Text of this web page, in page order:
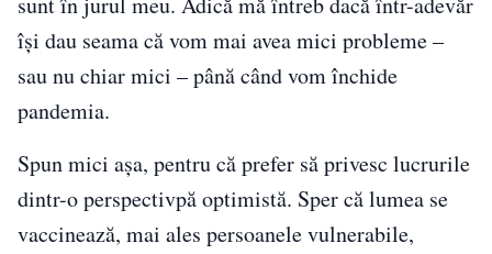
îşi dau seama că vom mai avea mici probleme –
sau nu chiar mici – până când vom închide
pandemia.
Spun mici aşa, pentru că prefer să privesc lucrurile
dintr-o perspectivpă optimistă. Sper că lumea se
vaccinează, mai ales persoanele vulnerabile,